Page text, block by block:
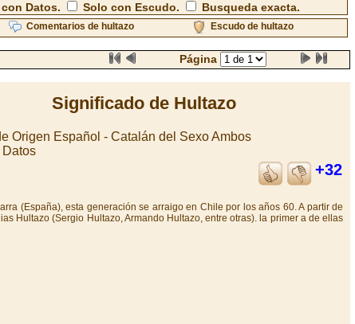
Datos. Solo con Escudo. Busqueda exacta.
Comentarios de hultazo Escudo de hultazo
Página
Significado de Hultazo
Origen Español - Catalán del Sexo Ambos
Datos
+32
(España), esta generación se arraigo en Chile por los años 60. A partir de
Hultazo (Sergio Hultazo, Armando Hultazo, entre otras). la primer a de ellas